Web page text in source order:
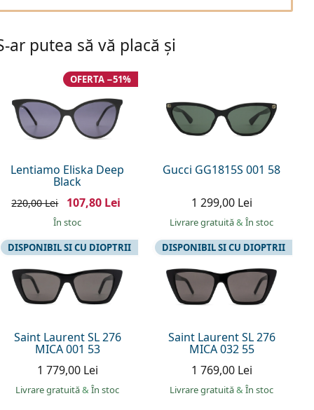
ar putea să vă placă și
Lentiamo Eliska Deep
Black
OFERTA −51%
220,00 Lei 107,80 Lei
În stoc
Gucci GG1815S 001 58
1 299,00 Lei
Livrare gratuită& În stoc
Saint Laurent SL 276
MICA 001 53
DISPONIBIL SI CU DIOPTRII
1 779,00 Lei
Livrare gratuită& În stoc
Saint Laurent SL 276
MICA 032 55
DISPONIBIL SI CU DIOPTRII
1 769,00 Lei
Livrare gratuită& În stoc